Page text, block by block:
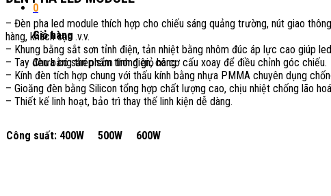
0
Giỏ hàng
Chưa có sản phẩm trong giỏ hàng.
– Đèn pha led module thích hợp cho chiếu sáng quảng trường, nút giao
hàng, khách sạn .v.v.
– Khung bằng sắt sơn tỉnh điện, tản nhiệt bằng nhôm đúc áp lực cao giúp
– Tay đèn bằng thép sơn tĩnh điện, có cơ cấu xoay để điều chỉnh góc chiếu.
– Kính đèn tích hợp chung với thấu kính bằng nhựa PMMA chuyên dụng
– Gioăng đèn bằng Silicon tổng hợp chất lượng cao, chịu nhiệt chống lão
– Thiết kế linh hoạt, bảo trì thay thế linh kiện dễ dàng.
Công suất: 400W 500W 600W